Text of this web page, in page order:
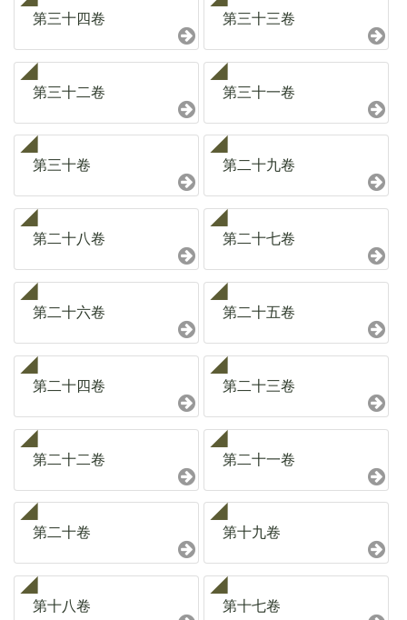
第三十四卷 第三十三卷
第三十二卷 第三十一卷
第三十卷 第二十九卷
第二十八卷 第二十七卷
第二十六卷 第二十五卷
第二十四卷 第二十三卷
第二十二卷 第二十一卷
第二十卷 第十九卷
第十八卷 第十七卷